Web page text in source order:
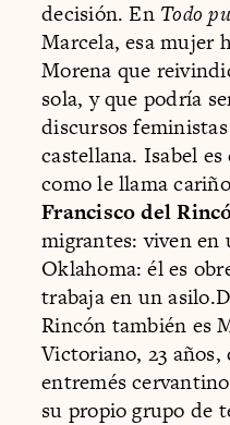
decisión. En Todo
Marcela, esa mujer
Morena que
sola, y que podría
discursos
castellana. Isabel
como le llama
Francisco del
migrantes: viven
Oklahoma: él es
trabaja en un
Rincón también es
Victoriano, 23 años,
entremés
su propio grupo de